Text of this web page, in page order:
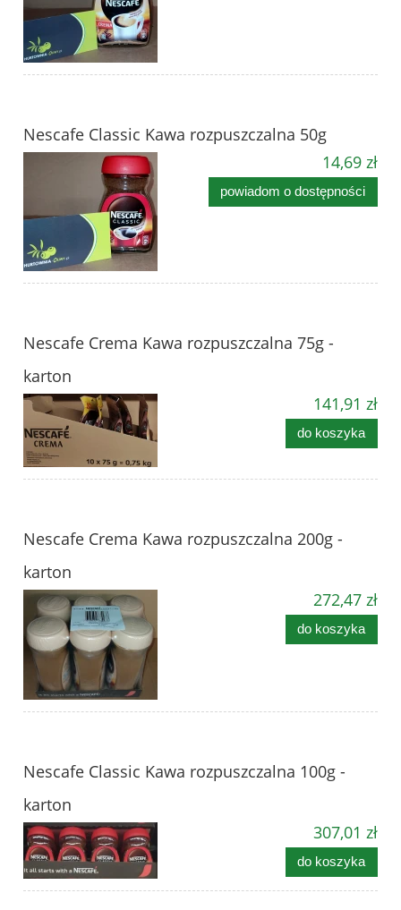
Nescafe Classic Kawa rozpuszczalna 50g
14,69 zł
powiadom o dostępności
Nescafe Crema Kawa rozpuszczalna 75g -
karton
141,91 zł
do koszyka
Nescafe Crema Kawa rozpuszczalna 200g -
karton
272,47 zł
do koszyka
Nescafe Classic Kawa rozpuszczalna 100g -
karton
307,01 zł
do koszyka